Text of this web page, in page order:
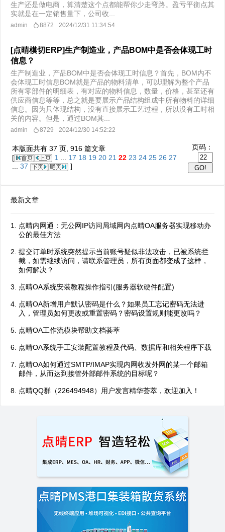
生产还是做电商，算清楚这个点都能帮你少走弯路。盈亏平衡点其
实就是在一定销售量下，公司收...
admin 8872 2024/12/31 11:34:54
[点晴模切ERP]生产制造业，产品BOM中是否会体现工时
信息？
生产制造业，产品BOM中是否会体现工时信息？首先，BOM内不
会体现工时信息BOM就是产品的物料清单，可以理解为整个产品
所有零部件的明细表，有对应的物料信息，数量，价格，甚至还有
供应商信息等等，总之就是要展示产品结构组成中所有物料的详细
信息。因为只体现结构，没有直接展示工艺过程，所以没有工时相
关的内容。但是，通过BOM其...
admin 8729 2024/12/30 14:52:22
本版面共有 37 页, 916 篇文章
[
1 17 18 19 20 21 22 23 24 25 26 27
... 37 ]
页码：
最新文章
点晴内网通：无公网IP访问局域网内点晴OA服务器实现移动办
公的最佳方法
提交订单时系统突然提示当前账号疑似非法攻击，已被系统拦
截，如需继续访问，请联系管理员，所有页面都变成了这样，
如何解决？
点晴OA系统安装教程操作指引(服务器软硬件配置)
点晴OA新增用户默认密码是什么？如果员工忘记密码无法进
入，管理员如何更改或重置密码？密码设置规则能更改吗？
点晴OA工作流模块帮助文档荟萃
点晴OA系统手工安装配置教程及代码、数据库和相关程序下载
点晴OA如何通过SMTP/IMAP实现内网收发外网的某一个邮箱
邮件，从而达到接管外部邮件系统的目标呢？
点晴QQ群（226494948）用户发言精华荟萃，欢迎加入！